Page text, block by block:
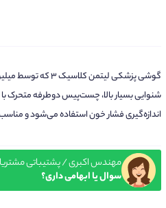
گوشی پزشکی
شنوایی بسیار بالا، چست‌پیس دوطرفه متحرک
اندازه‌گیری فشار خون استفاده می‌شود و
مهندس اکبری / پشتیباتی
سوال یا ابهامی داری؟